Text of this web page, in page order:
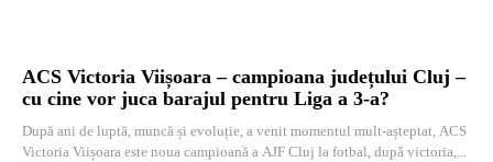
ACS Victoria Viișoara – campioana județului Cluj –
cu cine vor juca barajul pentru Liga a 3-a?
După ani de luptă, muncă și evoluție, a venit momentul mult-așteptat, ACS
Victoria Viișoara este noua campioană a AJF Cluj la fotbal, după victoria,...